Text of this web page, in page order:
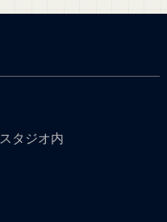
スタジオ内